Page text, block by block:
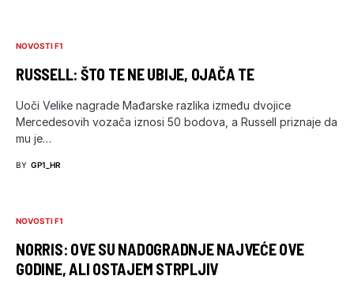
NOVOSTI F1
RUSSELL: ŠTO TE NE UBIJE, OJAČA TE
Uoči Velike nagrade Mađarske razlika između dvojice
Mercedesovih vozača iznosi 50 bodova, a Russell priznaje da
mu je…
BY GP1_HR
NOVOSTI F1
NORRIS: OVE SU NADOGRADNJE NAJVEĆE OVE
GODINE, ALI OSTAJEM STRPLJIV